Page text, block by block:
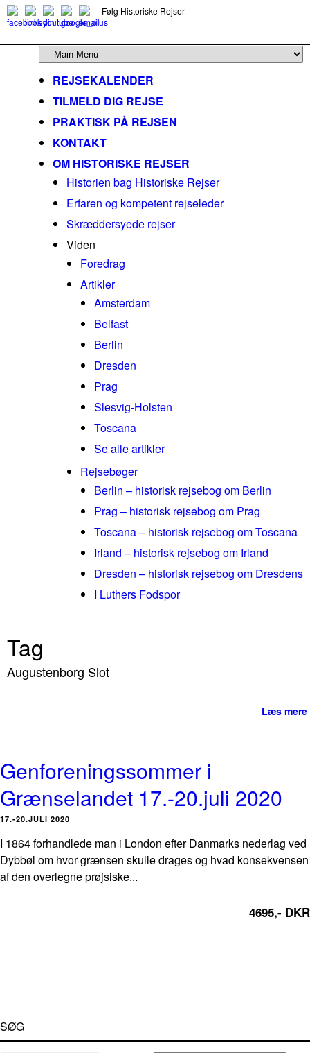
Følg Historiske Rejser
REJSEKALENDER
TILMELD DIG REJSE
PRAKTISK PÅ REJSEN
KONTAKT
OM HISTORISKE REJSER
Historien bag Historiske Rejser
Erfaren og kompetent rejseleder
Skræddersyede rejser
Viden
Foredrag
Artikler
Amsterdam
Belfast
Berlin
Dresden
Prag
Slesvig-Holsten
Toscana
Se alle artikler
Rejsebøger
Berlin – historisk rejsebog om Berlin
Prag – historisk rejsebog om Prag
Toscana – historisk rejsebog om Toscana
Irland – historisk rejsebog om Irland
Dresden – historisk rejsebog om Dresdens
I Luthers Fodspor
Tag
Augustenborg Slot
Læs mere
Genforeningssommer i
Grænselandet 17.-20.juli 2020
17.-20.JULI 2020
I 1864 forhandlede man i London efter Danmarks nederlag ved
Dybbøl om hvor grænsen skulle drages og hvad konsekvensen
af den overlegne prøjsiske...
4695,- DKR
SØG